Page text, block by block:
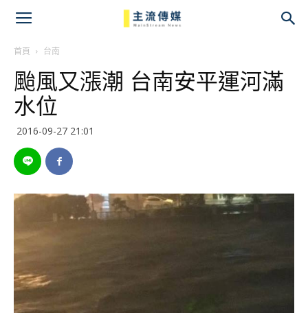
首頁 台南
颱風又漲潮 台南安平運河滿
水位
2016-09-27 21:01